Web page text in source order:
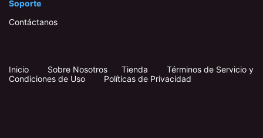
Soporte
Contáctanos
Inicio Sobre Nosotros Tienda
Términos de Servicio y
Condiciones de Uso
Políticas de Privacidad